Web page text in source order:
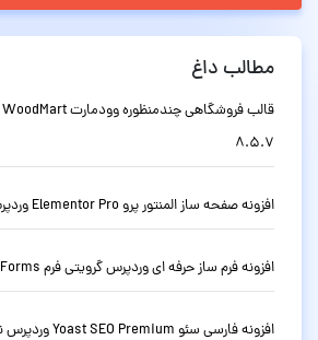
مطالب داغ
8.5.7
افزونه صفحه ساز المنتور پرو Elementor Pro وردپرس نسخه 4.2.1
افزونه فرم ساز حرفه ای وردپرس گرویتی فرم Gravity Forms نسخه 3.0.0
افزونه فارسی سئو Yoast SEO Premium وردپرس نسخه حرفه ای 28.1